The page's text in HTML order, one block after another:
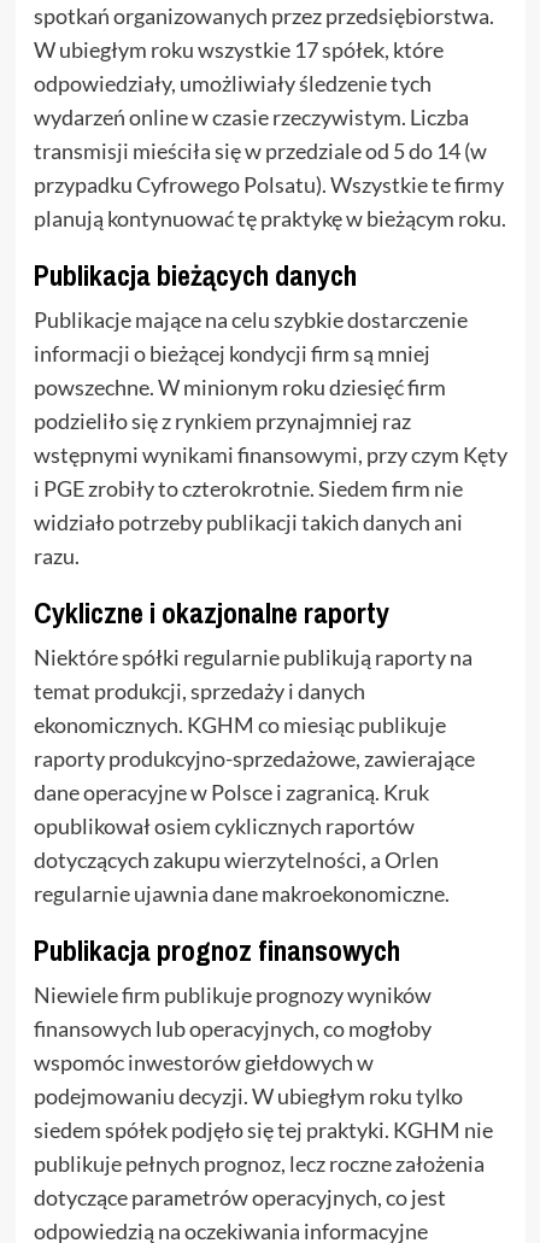
spotkań organizowanych przez przedsiębiorstwa.
W ubiegłym roku wszystkie 17 spółek, które
odpowiedziały, umożliwiały śledzenie tych
wydarzeń online w czasie rzeczywistym. Liczba
transmisji mieściła się w przedziale od 5 do 14 (w
przypadku Cyfrowego Polsatu). Wszystkie te firmy
planują kontynuować tę praktykę w bieżącym roku.
Publikacja bieżących danych
Publikacje mające na celu szybkie dostarczenie
informacji o bieżącej kondycji firm są mniej
powszechne. W minionym roku dziesięć firm
podzieliło się z rynkiem przynajmniej raz
wstępnymi wynikami finansowymi, przy czym Kęty
i PGE zrobiły to czterokrotnie. Siedem firm nie
widziało potrzeby publikacji takich danych ani
razu.
Cykliczne i okazjonalne raporty
Niektóre spółki regularnie publikują raporty na
temat produkcji, sprzedaży i danych
ekonomicznych. KGHM co miesiąc publikuje
raporty produkcyjno-sprzedażowe, zawierające
dane operacyjne w Polsce i zagranicą. Kruk
opublikował osiem cyklicznych raportów
dotyczących zakupu wierzytelności, a Orlen
regularnie ujawnia dane makroekonomiczne.
Publikacja prognoz finansowych
Niewiele firm publikuje prognozy wyników
finansowych lub operacyjnych, co mogłoby
wspomóc inwestorów giełdowych w
podejmowaniu decyzji. W ubiegłym roku tylko
siedem spółek podjęło się tej praktyki. KGHM nie
publikuje pełnych prognoz, lecz roczne założenia
dotyczące parametrów operacyjnych, co jest
odpowiedzią na oczekiwania informacyjne